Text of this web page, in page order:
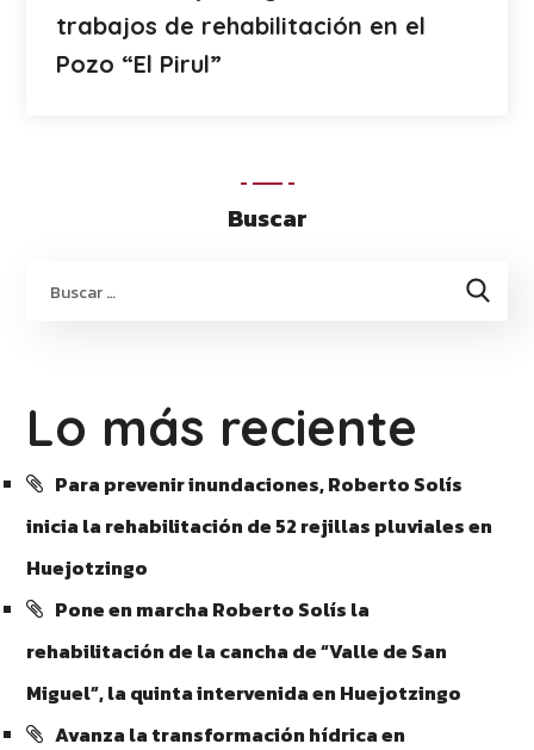
trabajos de rehabilitación en el
Pozo “El Pirul”
Buscar
Lo más reciente
Para prevenir inundaciones, Roberto Solís
inicia la rehabilitación de 52 rejillas pluviales en
Huejotzingo
Pone en marcha Roberto Solís la
rehabilitación de la cancha de “Valle de San
Miguel”, la quinta intervenida en Huejotzingo
Avanza la transformación hídrica en